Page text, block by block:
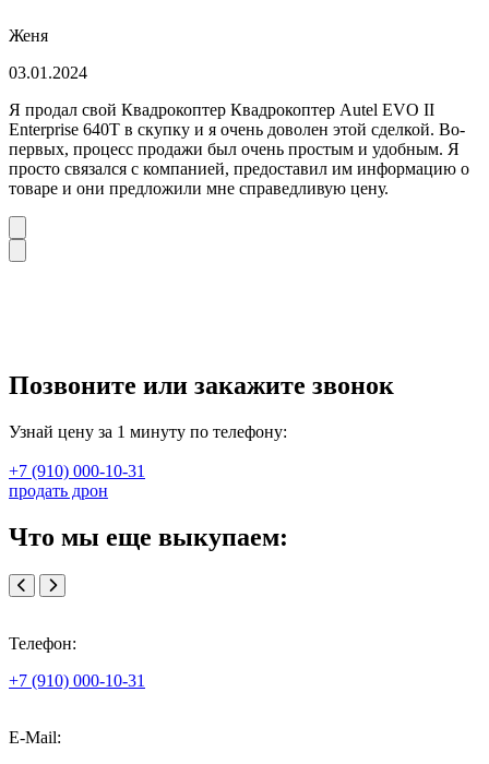
Женя
03.01.2024
Я продал свой Квадрокоптер Квадрокоптер Autel EVO II
Enterprise 640T в скупку и я очень доволен этой сделкой. Во-
первых, процесс продажи был очень простым и удобным. Я
просто связался с компанией, предоставил им информацию о
товаре и они предложили мне справедливую цену.
Позвоните или закажите звонок
Узнай цену за 1 минуту по телефону:
+7 (910) 000-10-31
продать дрон
Что мы еще выкупаем:
Телефон:
+7 (910) 000-10-31
E-Mail: